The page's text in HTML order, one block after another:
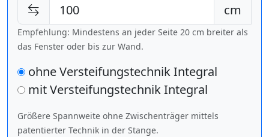
cm
Empfehlung: Mindestens an jeder Seite 20 cm breiter als
das Fenster oder bis zur Wand.
ohne Versteifungstechnik Integral
mit VersteifungstechnikIntegral
Größere Spannweite ohne Zwischenträger mittels
patentierter Technik in der Stange.